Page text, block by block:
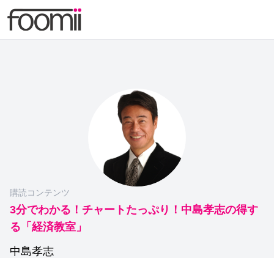
購読コンテンツ
3分でわかる！チャートたっぷり！中島孝志の得す
る「経済教室」
中島孝志